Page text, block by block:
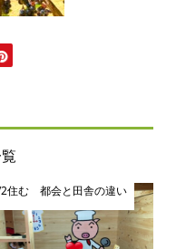
住む 都会と田舎の違い